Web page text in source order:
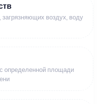
воздух, воду
определенной площади